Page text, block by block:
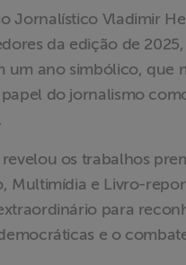
Jornalístico Vladimir
da edição de
um ano simbólico, que
do jornalismo
os trabalhos
Multimídia e Livro-
para
e o